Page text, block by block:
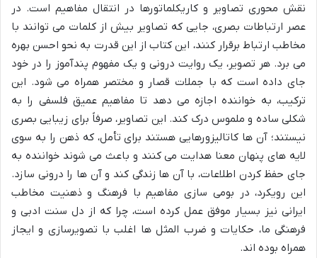
نقش محوری تصاویر و کاریکلماتورها در انتقال مفاهیم است. در
عصر ارتباطات بصری، جایی که تصاویر بیش از کلمات می توانند با
مخاطب ارتباط برقرار کنند، این کتاب از این قدرت به نحو احسن بهره
می برد. هر تصویر، یک روایت درونی و یک مفهوم پندآموز را در خود
جای داده است که با جملات قصار و مختصر همراه می شود. این
ترکیب، به خواننده اجازه می دهد تا مفاهیم عمیق فلسفی را به
شکلی ساده و ملموس درک کند. این تصاویر، صرفاً برای زیبایی بصری
نیستند؛ آن ها کاتالیزورهایی هستند برای تأمل، که ذهن را به سوی
لایه های پنهان معنا هدایت می کنند و باعث می شوند خواننده به
جای حفظ کردن اطلاعات، با آن ها زندگی کند و آن ها را درونی سازد.
این رویکرد، در بومی سازی مفاهیم با فرهنگ و ذهنیت مخاطب
ایرانی نیز بسیار موفق عمل کرده است، چرا که از دل سنت ادبی و
فرهنگی ما، حکایات و ضرب المثل ها اغلب با تصویرسازی و ایجاز
همراه بوده اند.